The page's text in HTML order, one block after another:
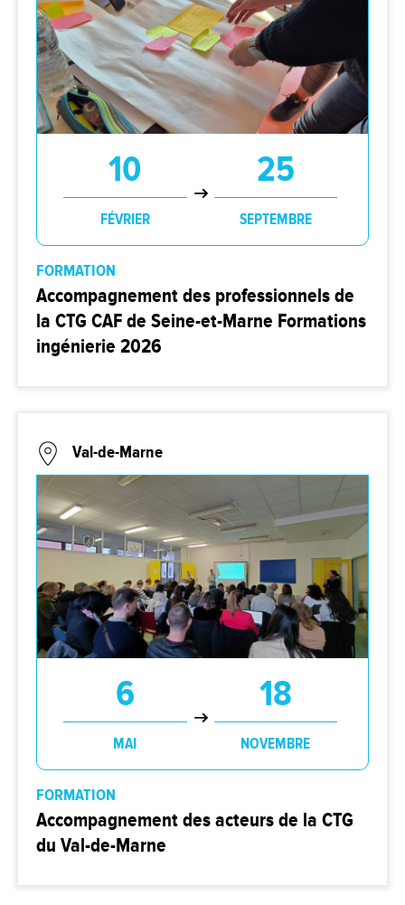
10
FÉVRIER
25
SEPTEMBRE
FORMATION
Accompagnement des professionnels de
la CTG CAF de Seine-et-Marne Formations
ingénierie 2026
Val-de-Marne
6
MAI
18
NOVEMBRE
FORMATION
Accompagnement des acteurs de la CTG
du Val-de-Marne